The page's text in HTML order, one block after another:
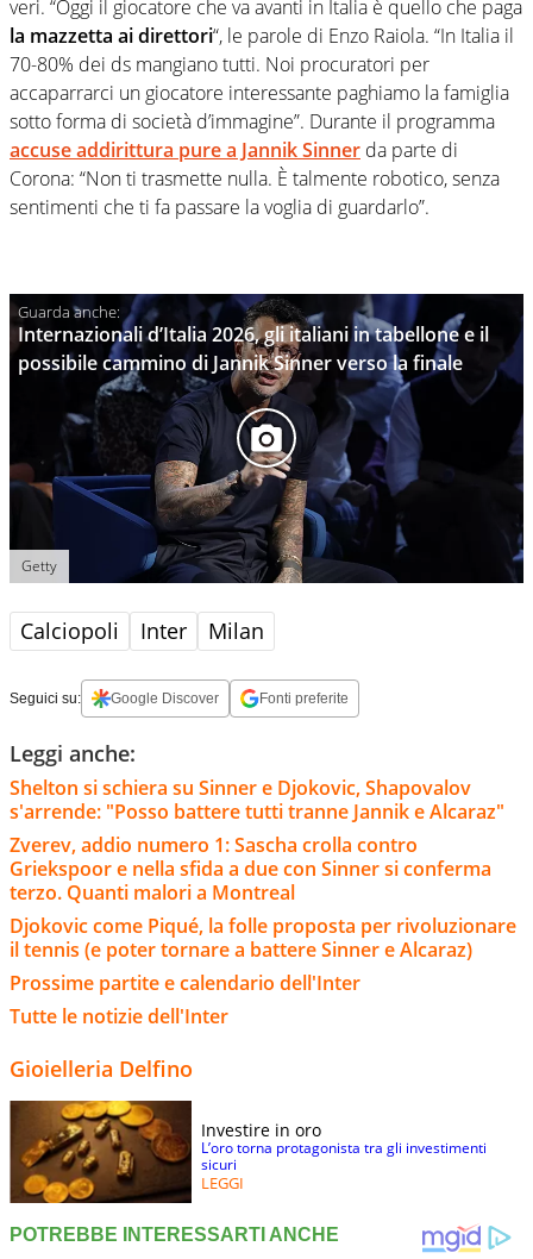
veri. “Oggi il giocatore che va avanti in Italia è quello che paga
la mazzetta ai direttori“, le parole di Enzo Raiola. “In Italia il
70-80% dei ds mangiano tutti. Noi procuratori per
accaparrarci un giocatore interessante paghiamo la famiglia
sotto forma di società d’immagine”. Durante il programma
accuse addirittura pure a Jannik Sinner da parte di
Corona: “Non ti trasmette nulla. È talmente robotico, senza
sentimenti che ti fa passare la voglia di guardarlo”.
Internazionali d’Italia 2026, gli italiani in tabellone e il
possibile cammino di Jannik Sinner verso la finale
Getty
Calciopoli Inter Milan
Seguici su: Google Discover Fonti preferite
Leggi anche:
Shelton si schiera su Sinner e Djokovic, Shapovalov
s'arrende: "Posso battere tutti tranne Jannik e Alcaraz"
Zverev, addio numero 1: Sascha crolla contro
Griekspoor e nella sfida a due con Sinner si conferma
terzo. Quanti malori a Montreal
Djokovic come Piqué, la folle proposta per rivoluzionare
il tennis (e poter tornare a battere Sinner e Alcaraz)
Prossime partite e calendario dell'Inter
Tutte le notizie dell'Inter
Gioielleria Delfino
Investire in oro
L’oro torna protagonista tra gli investimenti
sicuri
LEGGI